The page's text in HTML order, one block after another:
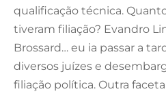
qualificação técnica.
tiveram filiação? Evandro
Brossard… eu ia passar a
diversos juízes e
filiação política. Outra